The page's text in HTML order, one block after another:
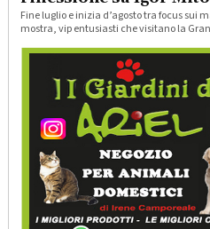
Fine luglio e inizia d’agosto tra focus sui
mostra, vip entusiasti che visitano la